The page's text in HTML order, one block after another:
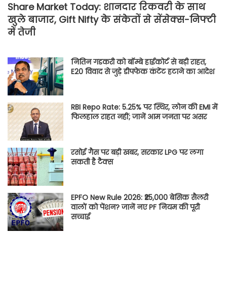
Share Market Today: शानदार रिकवरी के साथ
खुले बाजार, Gift Nifty के संकेतों से सेंसेक्स-निफ्टी
में तेजी
नितिन गडकरी को बॉम्बे हाईकोर्ट से बड़ी राहत,
E20 विवाद से जुड़े डीपफेक कंटेंट हटाने का आदेश
RBI Repo Rate: 5.25% पर स्थिर, लोन की EMI में
फिलहाल राहत नहीं; जानें आम जनता पर असर
रसोई गैस पर बड़ी खबर, सरकार LPG पर लगा
सकती है टैक्स
EPFO New Rule 2026: ₹25,000 बेसिक सैलरी
वालों को पेंशन? जानें नए PF नियम की पूरी
सच्चाई